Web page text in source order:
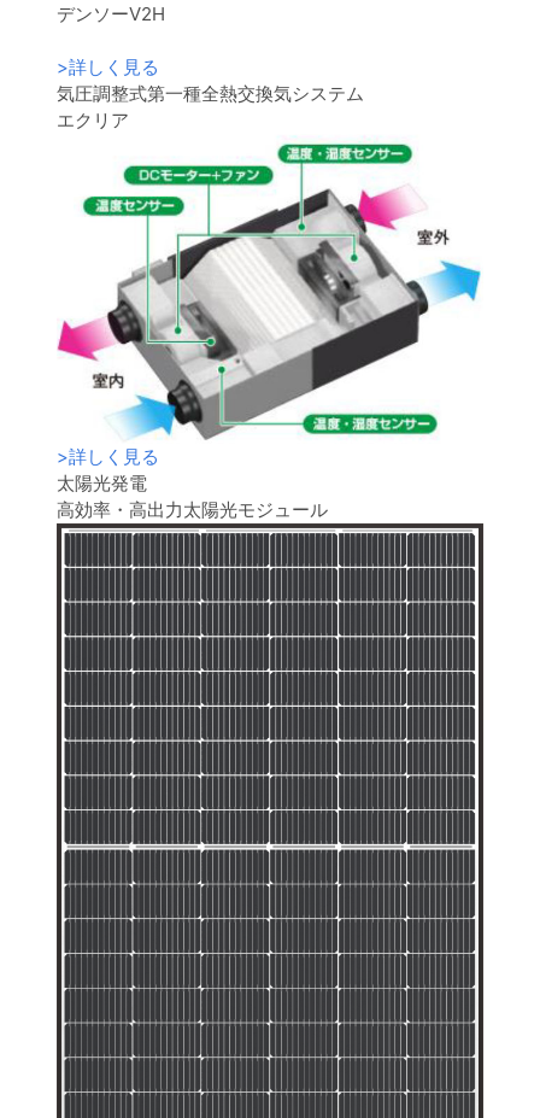
デンソーV2H
>詳しく見る
気圧調整式第一種全熱交換気システム
エクリア
>詳しく見る
太陽光発電
高効率・高出力太陽光モジュール